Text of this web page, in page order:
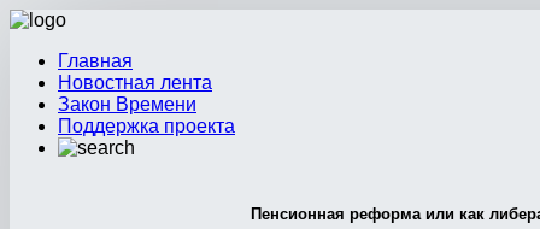
Главная
Новостная лента
Закон Времени
Поддержка проекта
Пенсионная реформа или как